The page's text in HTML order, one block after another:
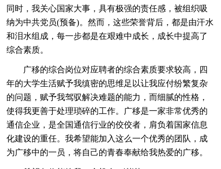
同时，我关心国家大事，具有极强的责任感，被组织吸
纳为中共党员(预备)。然而，这些荣誉背后，都是由汗水
和泪水组成，每一步都是在艰难中成长，成长中提高了
综合素质。
广移的综合岗位对应聘者的综合素质要求较高，四
年的大学生活赋予我缜密的思维足以让我应付纷繁复杂
的问题，赋予我驾驭解决难题的能力，而细腻的性格，
使得我更善于处理琐碎的工作。广移是一家非常优秀的
通信企业，是全国通信行业的佼佼者，肩负着国家信息
化建设的重任。我希望能加入这么一个优秀的团队，成
为广移中的一员，将自己的青春奉献给我热爱的广移。